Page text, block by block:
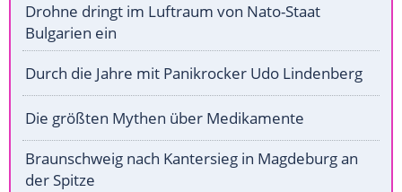
Drohne dringt im Luftraum von Nato-Staat
Bulgarien ein
Durch die Jahre mit Panikrocker Udo Lindenberg
Die größten Mythen über Medikamente
Braunschweig nach Kantersieg in Magdeburg an
der Spitze